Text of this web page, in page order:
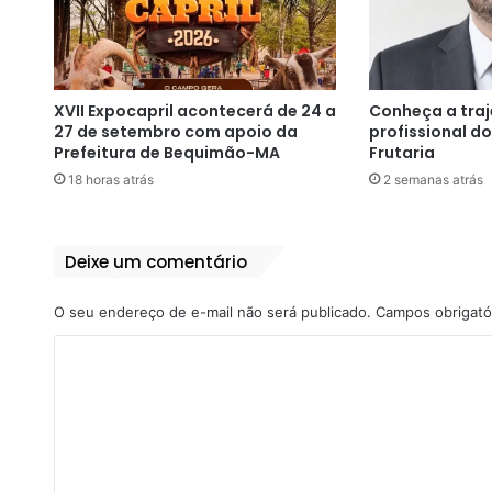
XVII Expocapril acontecerá de 24 a
27 de setembro com apoio da
Prefeitura de Bequimão-MA
18 horas atrás
Conheça a
profissional
Frutaria
2 semanas atrás
Deixe um comentário
O seu endereço de e-mail não será publicado. Campos